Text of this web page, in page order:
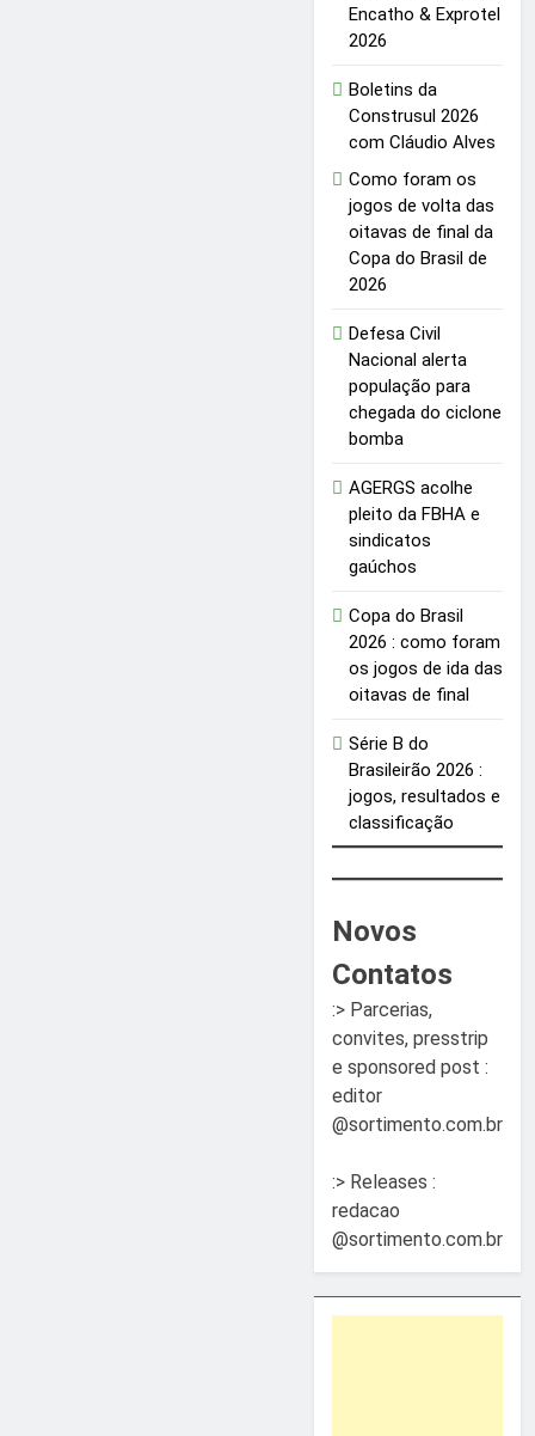
Encatho & Exprotel
2026
Boletins da
Construsul 2026
com Cláudio Alves
Como foram os
jogos de volta das
oitavas de final da
Copa do Brasil de
2026
Defesa Civil
Nacional alerta
população para
chegada do ciclone
bomba
AGERGS acolhe
pleito da FBHA e
sindicatos
gaúchos
Copa do Brasil
2026 : como foram
os jogos de ida das
oitavas de final
Série B do
Brasileirão 2026 :
jogos, resultados e
classificação
Novos
Contatos
:> Parcerias,
convites, presstrip
e sponsored post :
editor
@sortimento.com.br
:> Releases :
redacao
@sortimento.com.br